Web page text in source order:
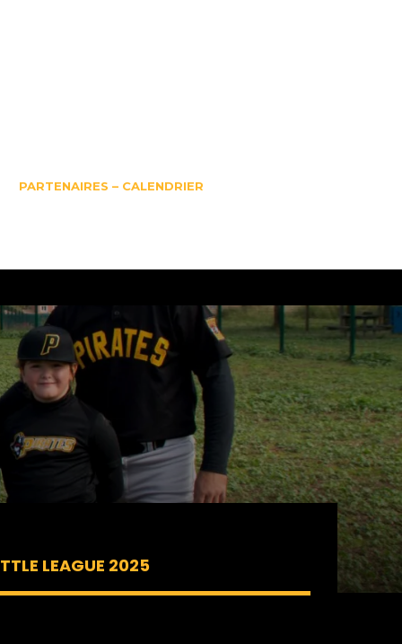
PARTENAIRES – CALENDRIER
LEAGUE 2025